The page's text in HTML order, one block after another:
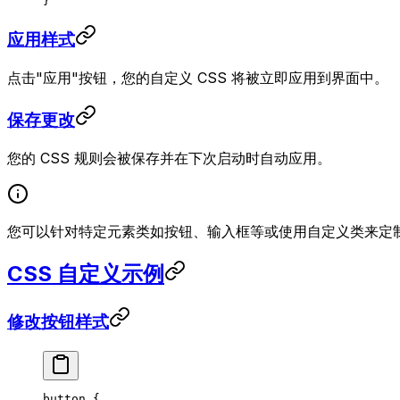
应用样式
点击"应用"按钮，您的自定义 CSS 将被立即应用到界面中。
保存更改
您的 CSS 规则会被保存并在下次启动时自动应用。
您可以针对特定元素类如按钮、输入框等或使用自定义类来定
CSS 自定义示例
修改按钮样式